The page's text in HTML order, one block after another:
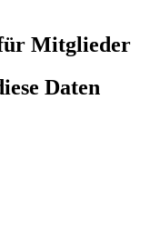
Mitglieder
Daten